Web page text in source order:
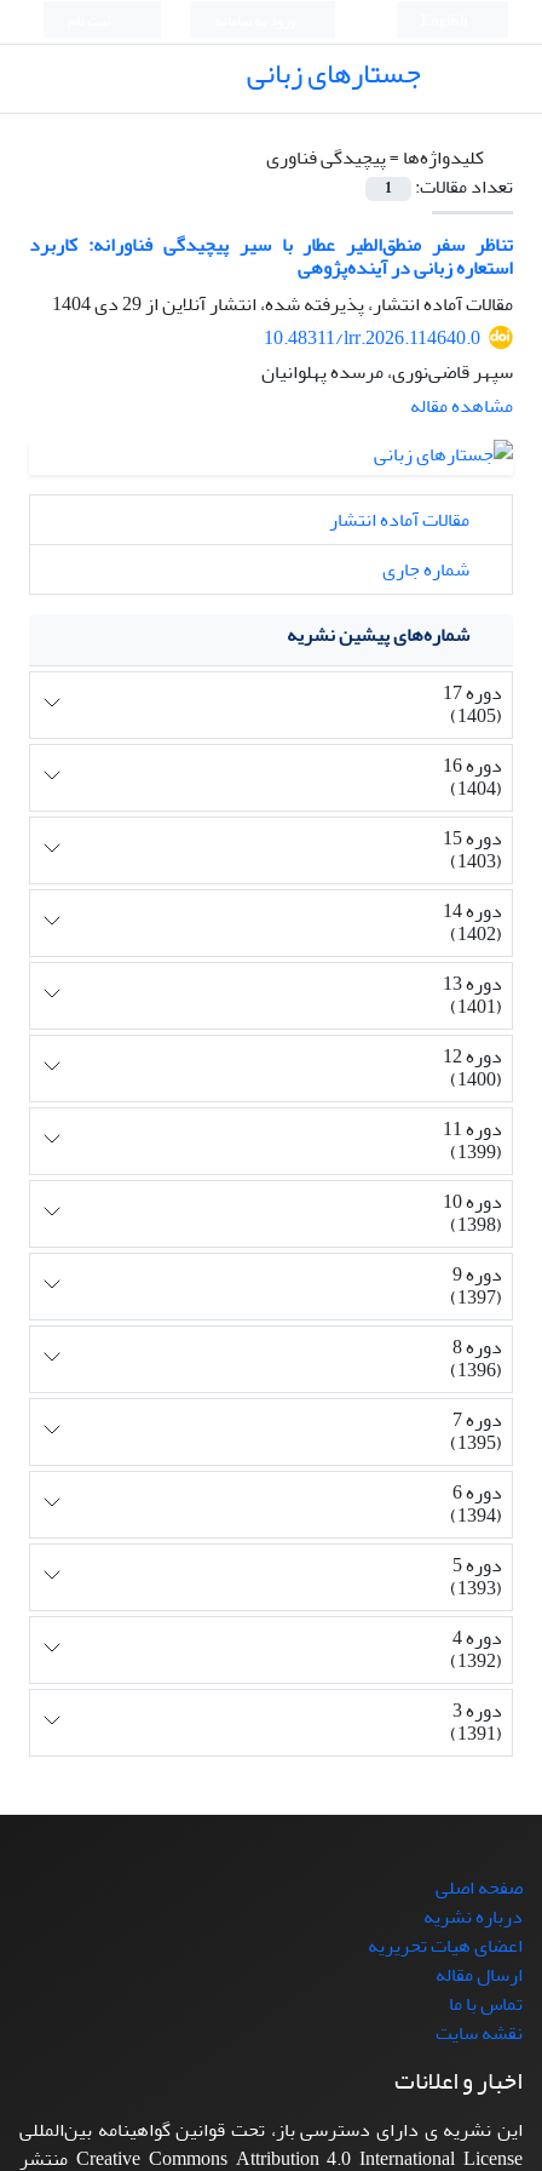
جستارهای زبانی
کلیدواژه‌ها =پیچیدگی فناوری
تعداد مقالات:
1
تناظر سفر منطق‌الطیر عطار با سیر پیچیدگی فناورانه: کاربرد
استعاره زبانی در آینده‌پژوهی
مقالات آماده انتشار، پذیرفته شده، انتشار آنلاین از29 دی 1404
10.48311/lrr.2026.114640.0
سپهر قاضی‌نوری، مرسده پهلوانیان
مشاهده مقاله
مقالات آماده انتشار
شماره جاری
شماره‌های پیشین نشریه
دوره 17
(1405)
دوره 16
(1404)
دوره 15
(1403)
دوره 14
(1402)
دوره 13
(1401)
دوره 12
(1400)
دوره 11
(1399)
دوره 10
(1398)
دوره 9
(1397)
دوره 8
(1396)
دوره 7
(1395)
دوره 6
(1394)
دوره 5
(1393)
دوره 4
(1392)
دوره 3
(1391)
صفحه اصلی
درباره نشریه
اعضای هیات تحریریه
ارسال مقاله
تماس با ما
نقشه سایت
اخبار و اعلانات
این نشریه ی دارای دسترسی باز، تحت قوانین گواهینامه بین‌المللی
Creative Commons Attribution 4.0 International License منتشر